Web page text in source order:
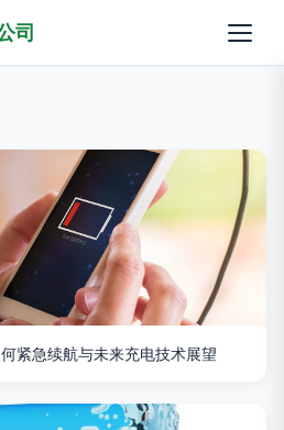
司
紧急续航与未来充电技术展望